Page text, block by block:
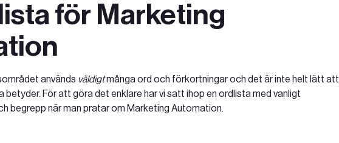
för Marketing
används väldigtmånga ord och förkortningar och det är inte helt lätt att
betyder. För att göra det enklare har vi satt ihop en ordlista med vanligt
begrepp när man pratar om Marketing Automation.‍